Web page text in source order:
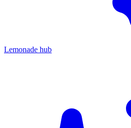
Lemonade hub